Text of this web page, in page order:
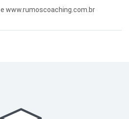
e www.rumoscoaching.com.br